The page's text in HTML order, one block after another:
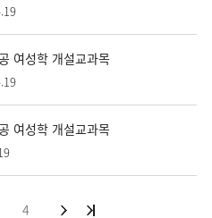
여성학 개설교과목
여성학 개설교과목
4